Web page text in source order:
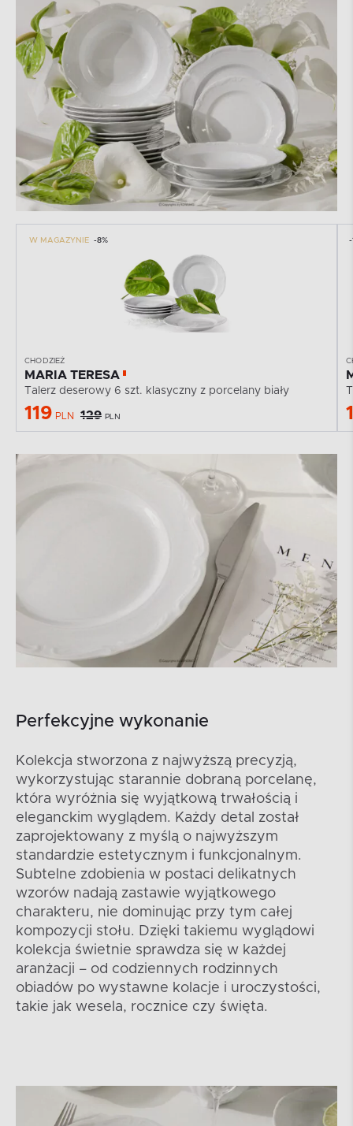
W MAGAZYNIE -8%
CHODZIEŻ
MARIA TERESA
Talerz deserowy 6 szt. klasyczny z porcelany biały
119 PLN 129 PLN
-
Perfekcyjne wykonanie
Kolekcja stworzona z najwyższą precyzją,
wykorzystując starannie dobraną porcelanę,
która wyróżnia się wyjątkową trwałością i
eleganckim wyglądem. Każdy detal został
zaprojektowany z myślą o najwyższym
standardzie estetycznym i funkcjonalnym.
Subtelne zdobienia w postaci delikatnych
wzorów nadają zastawie wyjątkowego
charakteru, nie dominując przy tym całej
kompozycji stołu. Dzięki takiemu wyglądowi
kolekcja świetnie sprawdza się w każdej
aranżacji – od codziennych rodzinnych
obiadów po wystawne kolacje i uroczystości,
takie jak wesela, rocznice czy święta.